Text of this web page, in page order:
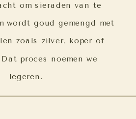
om sieraden van te
wordt goud gemengd met
zoals zilver, koper of
proces noemen we
legeren.